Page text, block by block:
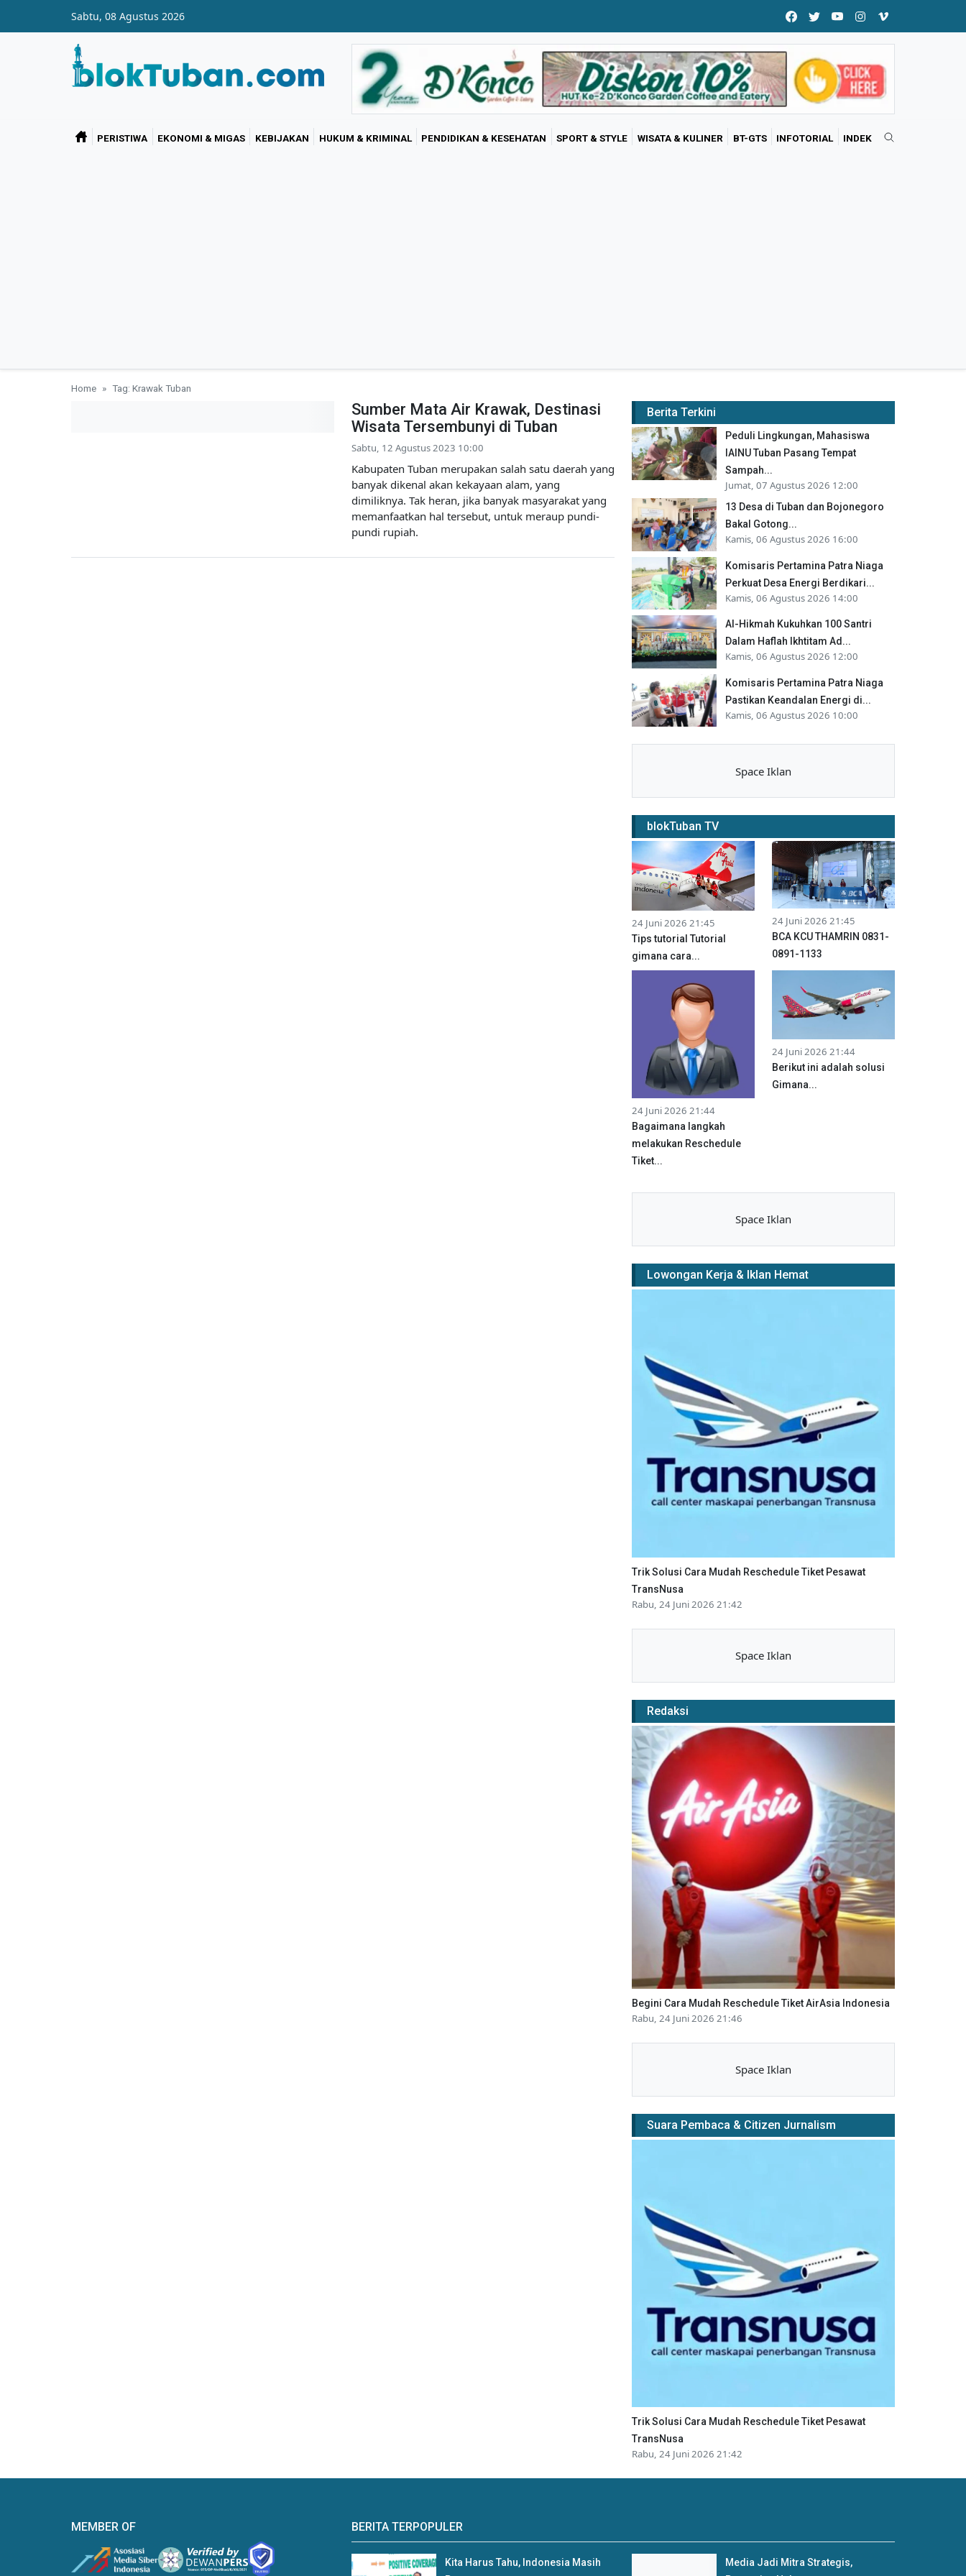
Sabtu, 08 Agustus 2026
PERISTIWA EKONOMI & MIGAS KEBIJAKAN HUKUM & KRIMINAL PENDIDIKAN & KESEHATAN SPORT & STYLE WISATA & KULINER BT-GTS INFOTORIAL INDEK
Home Tag: Krawak Tuban
Sumber Mata Air Krawak, Destinasi
Wisata Tersembunyi di Tuban
Sabtu, 12 Agustus 2023 10:00
Kabupaten Tuban merupakan salah satu daerah yang
banyak dikenal akan kekayaan alam, yang
dimiliknya. Tak heran, jika banyak masyarakat yang
memanfaatkan hal tersebut, untuk meraup pundi-
pundi rupiah.
Berita Terkini
Peduli Lingkungan, Mahasiswa
IAINU Tuban Pasang Tempat
Sampah...
Jumat, 07 Agustus 2026 12:00
13 Desa di Tuban dan Bojonegoro
Bakal Gotong...
Kamis, 06 Agustus 2026 16:00
Komisaris Pertamina Patra Niaga
Perkuat Desa Energi Berdikari...
Kamis, 06 Agustus 2026 14:00
Al-Hikmah Kukuhkan 100 Santri
Dalam Haflah Ikhtitam Ad...
Kamis, 06 Agustus 2026 12:00
Komisaris Pertamina Patra Niaga
Pastikan Keandalan Energi di...
Kamis, 06 Agustus 2026 10:00
Space Iklan
blokTuban TV
24 Juni 2026 21:45
Tips tutorial Tutorial
gimana cara...
24 Juni 2026 21:45
BCA KCU THAMRIN 0831-
0891-1133
24 Juni 2026 21:44
Bagaimana langkah
melakukan Reschedule
Tiket...
24 Juni 2026 21:44
Berikut ini adalah solusi
Gimana...
Space Iklan
Lowongan Kerja & Iklan Hemat
Trik Solusi Cara Mudah Reschedule Tiket Pesawat
TransNusa
Rabu, 24 Juni 2026 21:42
Space Iklan
Redaksi
Begini Cara Mudah Reschedule Tiket AirAsia Indonesia
Rabu, 24 Juni 2026 21:46
Space Iklan
Suara Pembaca & Citizen Jurnalism
Trik Solusi Cara Mudah Reschedule Tiket Pesawat
TransNusa
Rabu, 24 Juni 2026 21:42
MEMBER OF BERITA TERPOPULER
Kita Harus Tahu, Indonesia Masih
Media Jadi Mitra Strategis,